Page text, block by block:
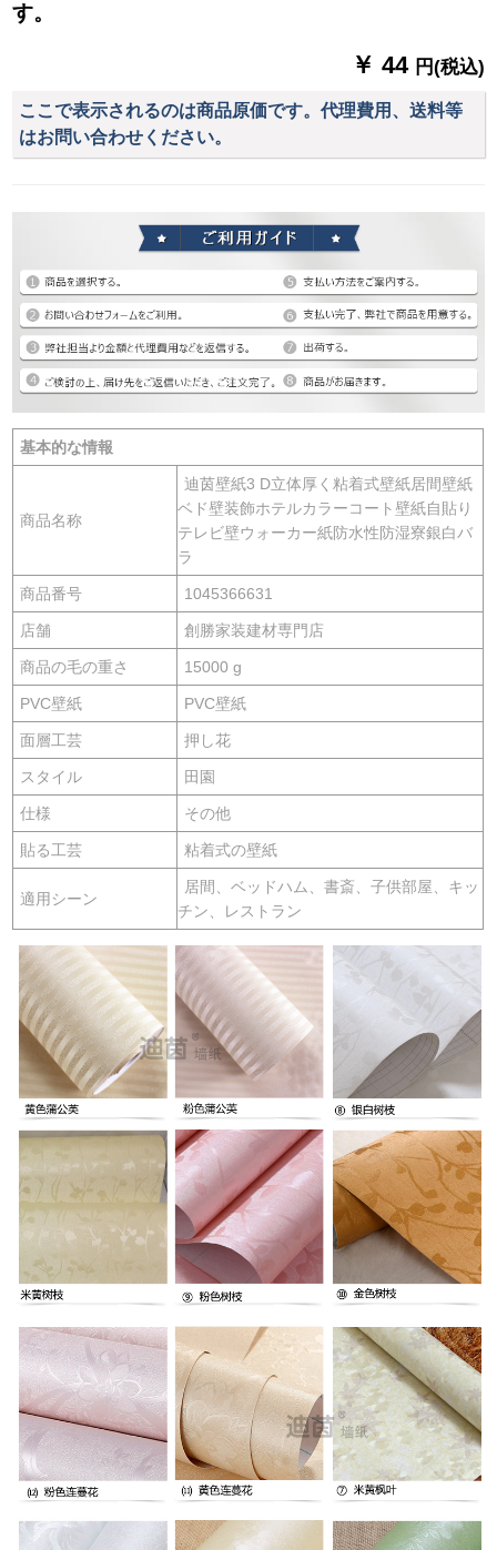
す。
￥ 44 円(税込)
ここで表示されるのは商品原価です。代理費用、送料等
はお問い合わせください。
基本的な情報
商品名称
迪茵壁紙3 D立体厚く粘着式壁紙居間壁紙
ベド壁装飾ホテルカラーコート壁紙自貼り
テレビ壁ウォーカー紙防水性防湿寮銀白バ
ラ
商品番号 1045366631
店舗 創勝家装建材専門店
商品の毛の重さ 15000 g
PVC壁紙 PVC壁紙
面層工芸 押し花
スタイル 田園
仕様 その他
貼る工芸 粘着式の壁紙
適用シーン
居間、ベッドハム、書斎、子供部屋、キッ
チン、レストラン